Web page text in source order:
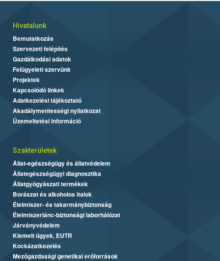
Hivatalunk
Bemutatkozás
Szervezeti felépítés
Gazdálkodási adatok
Felügyeleti szervünk
Projektek
Kapcsolódó linkek
Adatkezelési tájékoztató
Akadálymentességi nyilatkozat
Üzemeltetési információ
Szakterületek
Állat-egészségügy és állatvédelem
Állategészségügyi diagnosztika
Állatgyógyászati termékek
Borászat és alkoholos italok
Élelmiszer- és takarmánybiztonság
Élelmiszerlánc-biztonsági laborhálózat
Járványvédelem
Kiemelt ügyek, EUTR
Kockázatkezelés
Mezőgazdasági genetikai erőforrások